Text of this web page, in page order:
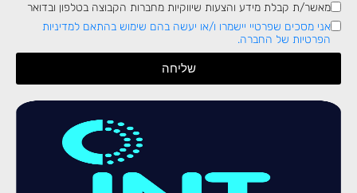
שיחה ללא עלות עם יועץ לימודים
קורסים נוספים שיעניינו אותך
משרות
בחודש
קורס שיווק דיגיטלי
מאשר/ת קבלת מידע והצעות שיווקיות מחברות הקבוצה בטלפון ובדואר
אני מסכים שפרטיי יישמרו ו/או יעשה בהם שימוש בהתאם למדיניות
הפרטיות של החברה.
שליחה